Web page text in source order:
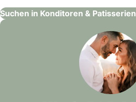
Suchen in Konditoren & Patisserien